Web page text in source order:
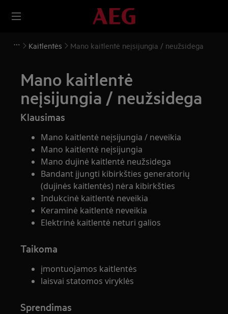
Kaitlentės Mano kaitlentė neįsijungia / neužsidega
Mano kaitlentė
neįsijungia / neužsidega
Klausimas
Mano kaitlentė neįsijungia / neveikia
Mano kaitlentė neįsijungia
Mano dujinė kaitlentė neužsidega
Bandant įjungti kibirkšties generatorių
(dujinės kaitlentės) nėra kibirkšties
Indukcinė kaitlentė neveikia
Keraminė kaitlentė neveikia
Elektrinė kaitlentė neturi galios
Taikoma
įmontuojamos kaitlentės
laisvai statomos viryklės
Sprendimas